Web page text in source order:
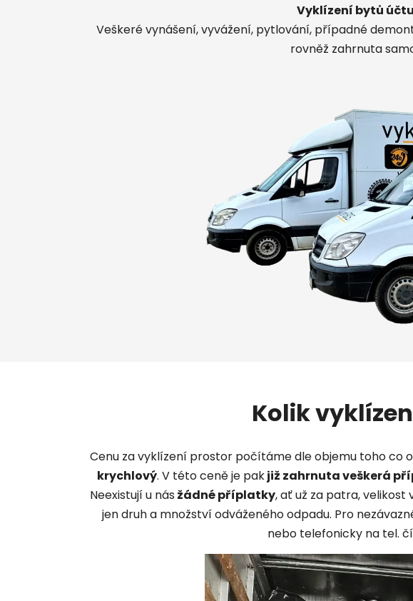
Vyklízení bytů
Veškeré vynášení, vyvážení, pytlování, případné
rovněž zahrnuta
Kolik
Cenu za vyklízení prostor počítáme dle objemu toho co
krychlový. V této ceně je pakjiž zahrnuta veškerá
Neexistují u nás žádné příplatky, ať už za patra, velikost
jen druh a množství odváženého odpadu. Pro
nebo telefonicky na tel.